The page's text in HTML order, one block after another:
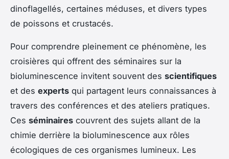
dinoflagellés, certaines méduses, et divers types
de poissons et crustacés.
Pour comprendre pleinement ce phénomène, les
croisières qui offrent des séminaires sur la
bioluminescence invitent souvent des scientifiques
et des experts qui partagent leurs connaissances à
travers des conférences et des ateliers pratiques.
Ces séminaires couvrent des sujets allant de la
chimie derrière la bioluminescence aux rôles
écologiques de ces organismes lumineux. Les